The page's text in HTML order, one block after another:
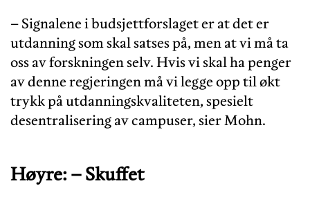
– Signalene i budsjettforslaget er at det er
utdanning som skal satses på, men at vi må ta
oss av forskningen selv. Hvis vi skal ha penger
av denne regjeringen må vi legge opp til økt
trykk på utdanningskvaliteten, spesielt
desentralisering av campuser, sier Mohn.
Høyre: – Skuffet